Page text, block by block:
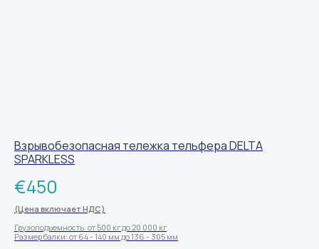
Взрывобезопасная тележка тельфера DELTA
SPARKLESS
€450
(Цена включает НДС)
Грузоподъемность: от 500 кг до 20 000 кг
Размер балки: от 64 - 140 мм до 136 - 305 мм